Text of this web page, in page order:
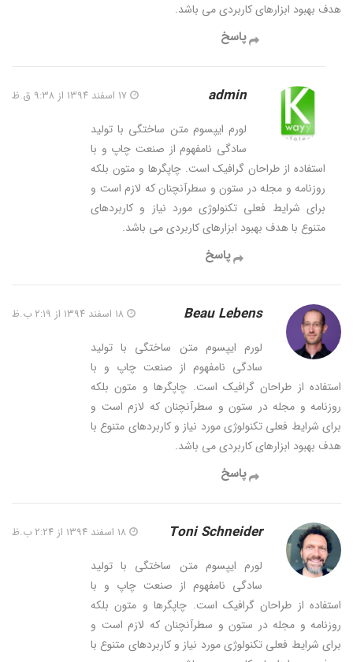
هدف بهبود ابزارهای کاربردی می باشد.
پاسخ
admin
لورم ایپسوم متن ساختگی با تولید
سادگی نامفهوم از صنعت چاپ و با
استفاده از طراحان گرافیک است. چاپگرها و متون بلکه
روزنامه و مجله در ستون و سطرآنچنان که لازم است و
برای شرایط فعلی تکنولوژی مورد نیاز و کاربردهای
متنوع با هدف بهبود ابزارهای کاربردی می باشد.
پاسخ
Beau Lebens
لورم ایپسوم متن ساختگی با تولید
سادگی نامفهوم از صنعت چاپ و با
استفاده از طراحان گرافیک است. چاپگرها و متون بلکه
روزنامه و مجله در ستون و سطرآنچنان که لازم است و
برای شرایط فعلی تکنولوژی مورد نیاز و کاربردهای متنوع با
هدف بهبود ابزارهای کاربردی می باشد.
پاسخ
Toni Schneider
لورم ایپسوم متن ساختگی با تولید
سادگی نامفهوم از صنعت چاپ و با
استفاده از طراحان گرافیک است. چاپگرها و متون بلکه
روزنامه و مجله در ستون و سطرآنچنان که لازم است و
برای شرایط فعلی تکنولوژی مورد نیاز و کاربردهای متنوع با